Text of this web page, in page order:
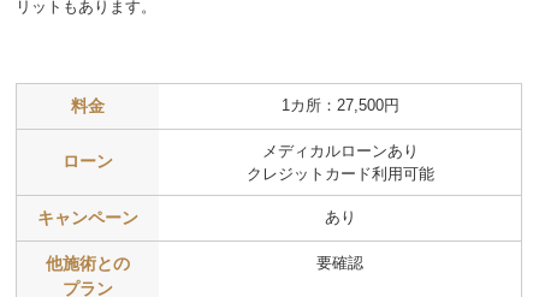
リットもあります。
料金 1カ所：27,500円
ローン
メディカルローンあり
クレジットカード利用可能
キャンペーン あり
他施術との
プラン
要確認